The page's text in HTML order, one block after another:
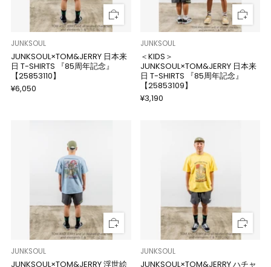
JUNKSOUL
JUNKSOUL×TOM&JERRY 日本来
日 T-SHIRTS 『85周年記念』
【25853110】
¥6,050
JUNKSOUL
＜KIDS＞
JUNKSOUL×TOM&JERRY 日本来
日 T-SHIRTS 『85周年記念』
【25853109】
¥3,190
JUNKSOUL
JUNKSOUL×TOM&JERRY 浮世絵
JUNKSOUL
JUNKSOUL×TOM&JERRY ハチャ